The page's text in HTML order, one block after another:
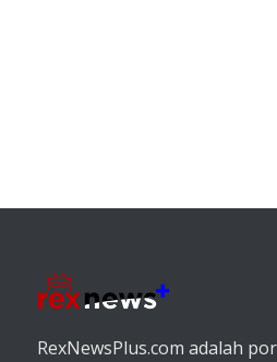
RexNewsPlus.com adalah